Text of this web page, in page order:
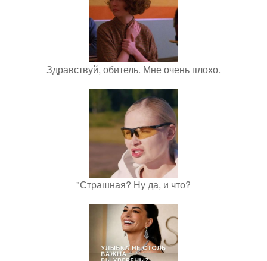
Здравствуй, обитель. Мне очень плохо.
"Страшная? Ну да, и что?